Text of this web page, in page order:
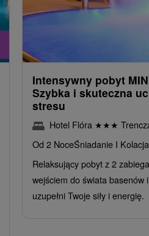
Intensywny pobyt
Szybka i skuteczna
stresu
Hotel Flóra ★★★
Od 2 NoceŚniadanie I Kolacja
Relaksujący pobyt z 2
wejściem do świata basenów
uzupełni Twoje siły i energię.